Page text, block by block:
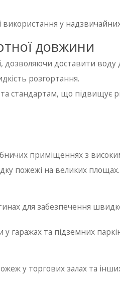
у надзвичайних
довжини
дозволяючи доставити
розгортання.
стандартам, що підвищує
приміщеннях з
пожежі на великих площах.
для забезпечення
гаражах та підземних
у торгових залах та